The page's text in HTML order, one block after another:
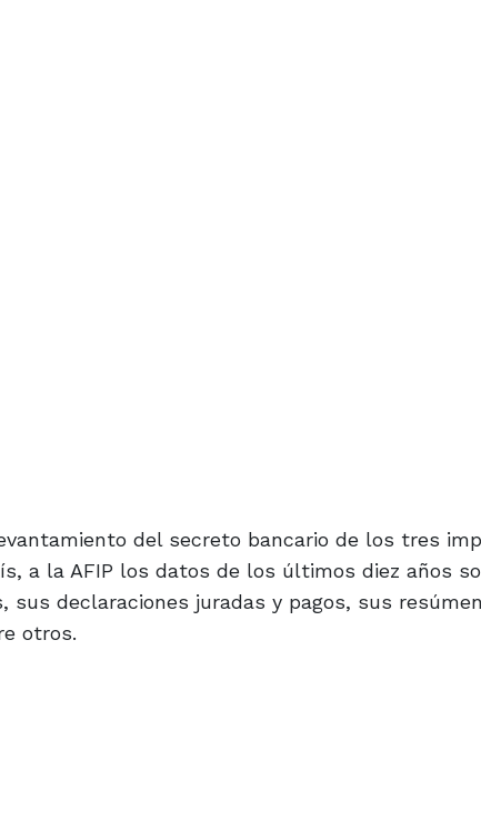
del secreto bancario de los tres
a la AFIP los datos de los últimos diez años
declaraciones juradas y pagos, sus
otros.